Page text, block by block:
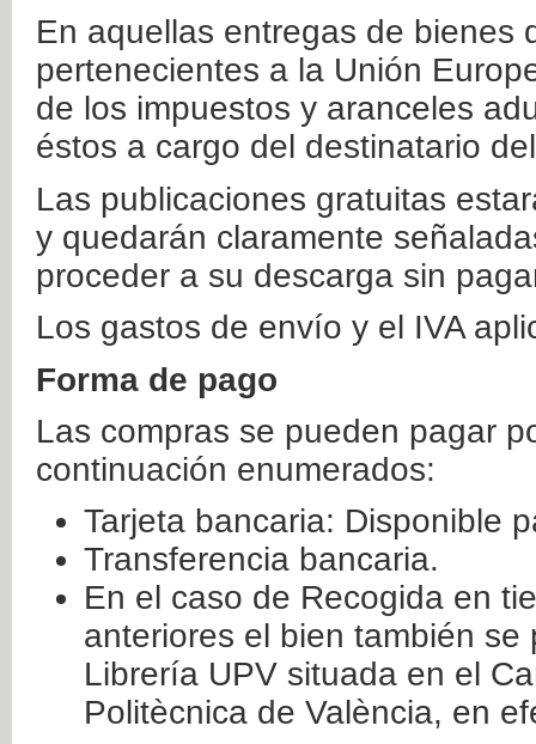
En aquellas entregas de bienes
pertenecientes a la Unión
de los impuestos y aranceles
éstos a cargo del destinatario
Las publicaciones gratuitas
y quedarán claramente
proceder a su descarga sin
Los gastos de envío y el IVA
Forma de pago
Las compras se pueden pagar
continuación enumerados:
Tarjeta bancaria: Disponible
Transferencia bancaria.
En el caso de Recogida en
anteriores el bien también
Librería UPV situada en el
Politècnica de València, en